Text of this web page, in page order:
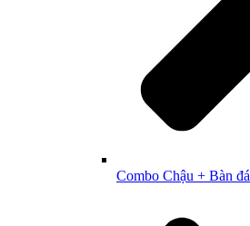
Combo Chậu + Bàn đá